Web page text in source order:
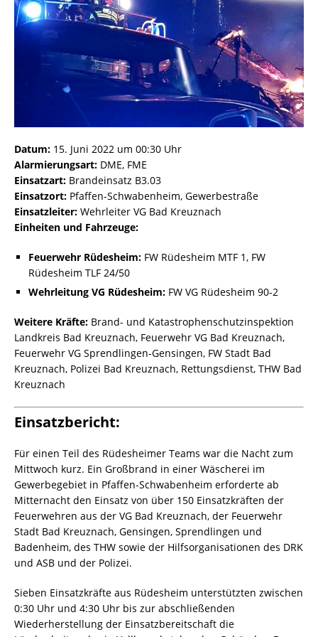
Datum: 15. Juni 2022 um 00:30 Uhr
Alarmierungsart: DME, FME
Einsatzart: Brandeinsatz B3.03
Einsatzort: Pfaffen-Schwabenheim, Gewerbestraße
Einsatzleiter: Wehrleiter VG Bad Kreuznach
Einheiten und Fahrzeuge:
Feuerwehr Rüdesheim: FW Rüdesheim MTF 1, FW
Rüdesheim TLF 24/50
Wehrleitung VG Rüdesheim: FW VG Rüdesheim 90-2
Weitere Kräfte: Brand- und Katastrophenschutzinspektion
Landkreis Bad Kreuznach, Feuerwehr VG Bad Kreuznach,
Feuerwehr VG Sprendlingen-Gensingen, FW Stadt Bad
Kreuznach, Polizei Bad Kreuznach, Rettungsdienst, THW Bad
Kreuznach
Einsatzbericht:
Für einen Teil des Rüdesheimer Teams war die Nacht zum
Mittwoch kurz. Ein Großbrand in einer Wäscherei im
Gewerbegebiet in Pfaffen-Schwabenheim erforderte ab
Mitternacht den Einsatz von über 150 Einsatzkräften der
Feuerwehren aus der VG Bad Kreuznach, der Feuerwehr
Stadt Bad Kreuznach, Gensingen, Sprendlingen und
Badenheim, des THW sowie der Hilfsorganisationen des DRK
und ASB und der Polizei.
Sieben Einsatzkräfte aus Rüdesheim unterstützten zwischen
0:30 Uhr und 4:30 Uhr bis zur abschließenden
Wiederherstellung der Einsatzbereitschaft die